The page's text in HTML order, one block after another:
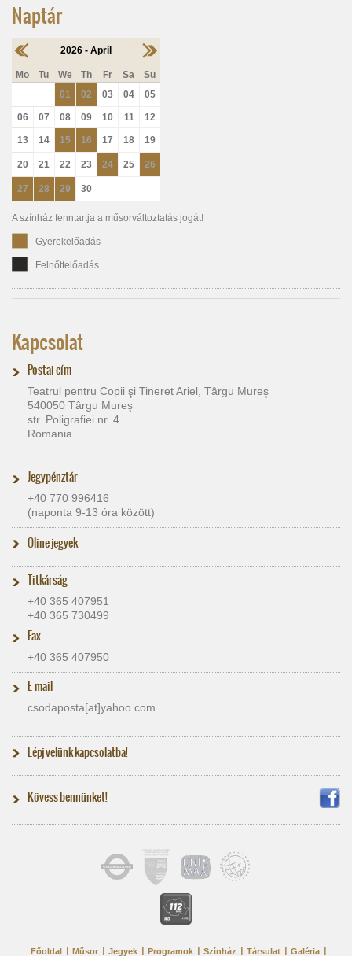
Naptár
2026 - April
Mo Tu We Th Fr Sa
Su
01
02 03 04 05
06 07 08 09 10 11 12
13 14 15 16 17 18 19
20 21 22 23 24 25 26
27 28 29 30
A színház fenntartja a műsorváltoztatás jogát!
Gyerekelőadás
Felnőttelőadás
Kapcsolat
Postai cím
Teatrul pentru Copii şi Tineret Ariel, Târgu Mureş
540050 Târgu Mureş
str. Poligrafiei nr. 4
Romania
Jegypénztár
+40 770 996416
(naponta 9-13 óra között)
Oline jegyek
Titkárság
+40 365 407951
+40 365 730499
Fax
+40 365 407950
E-mail
csodaposta[at]​yahoo.com
Lépj velünk kapcsolatba!
Kövess bennünket!
Főoldal Műsor Jegyek Programok Színház Társulat Galéria